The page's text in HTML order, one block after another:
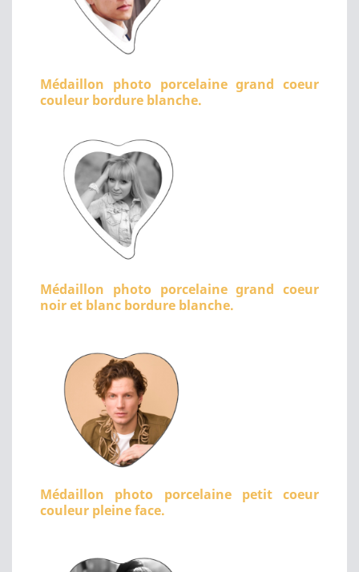
Médaillon photo porcelaine grand coeur
couleur bordure blanche.
Médaillon photo porcelaine grand coeur
noir et blanc bordure blanche.
Médaillon photo porcelaine petit coeur
couleur pleine face.